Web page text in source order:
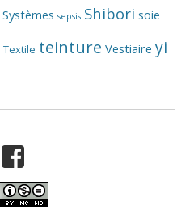
sepsis Shibori soie
Textile teinture Vestiaire yi
Facebook